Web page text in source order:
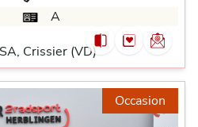
A
Crissier (VD)
Occasion